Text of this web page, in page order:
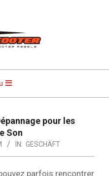
pour les
Son
IN: GESCHÄFT
parfois rencontrer